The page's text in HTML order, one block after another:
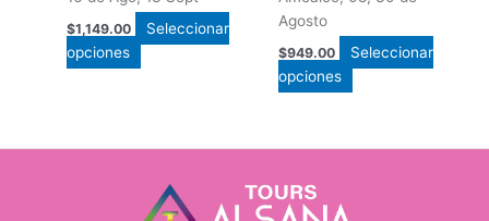
$1,149.00
Seleccionar
opciones
la
página
Agosto
$949.00
Seleccionar
opciones
página
de